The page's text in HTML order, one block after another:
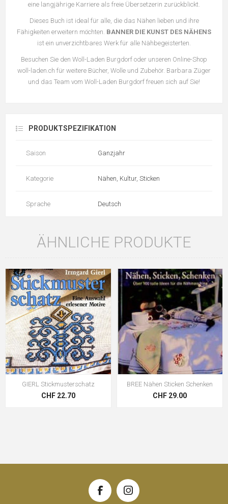
eine langjährige Karriere als freie Übersetzerin zurückblickt.
Dieses Buch ist ideal für alle, die das Nähen lieben und ihre
Fähigkeiten erweitern möchten. BANNER DIE KUNST DES NÄHENS
ist ein unverzichtbares Werk für alle Nähbegeisterten.
Besuchen Sie den Woll-Laden Burgdorf oder unseren Online-Shop
woll-laden.ch für weitere Bücher, Wolle und Zubehör. Barbara Züger
und das Team vom Woll-Laden Burgdorf freuen sich auf Sie!
PRODUKTSPEZIFIKATION
Saison Ganzjahr
Kategorie Nähen, Kultur, Sticken
Sprache Deutsch
ÄHNLICHE PRODUKTE
GIERL Stickmusterschatz
CHF 22.70
BREE Nähen Sticken Schenken
CHF 29.00